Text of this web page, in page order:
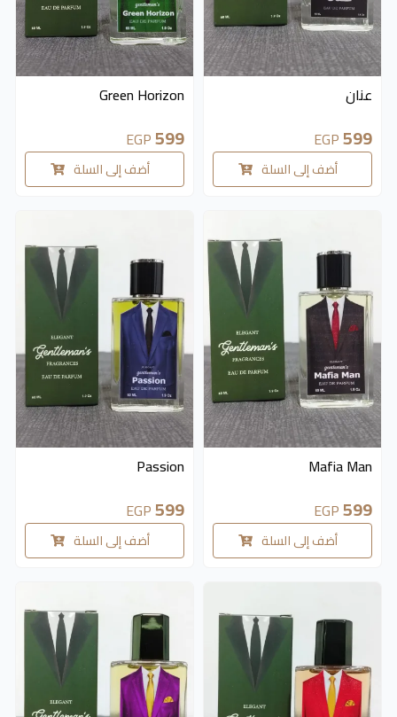
عنان
599
EGP
أضف إلى السلة
Green Horizon
599
EGP
أضف إلى السلة
Mafia Man
599
EGP
أضف إلى السلة
Passion
599
EGP
أضف إلى السلة